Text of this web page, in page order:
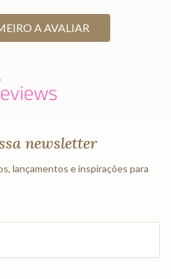
A AVALIAR
newsletter
lançamentos e inspirações para